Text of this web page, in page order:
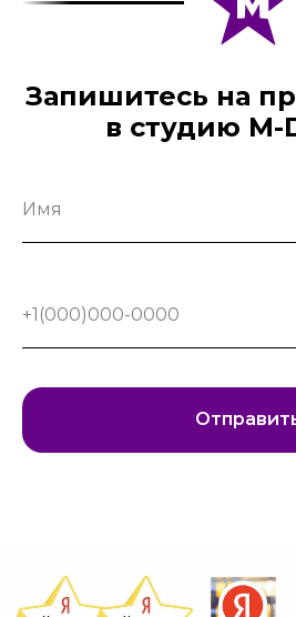
Запишитесь на
в студию M-